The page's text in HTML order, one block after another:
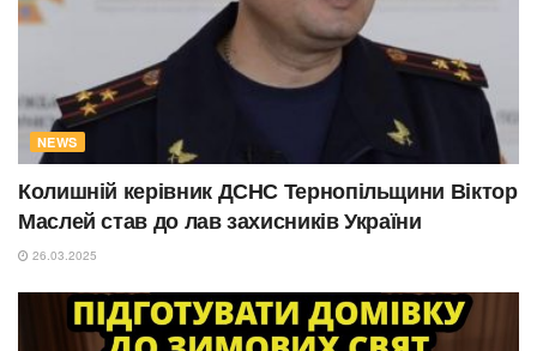
NEWS
Колишній керівник ДСНС Тернопільщини Віктор
Маслей став до лав захисників України
26.03.2025